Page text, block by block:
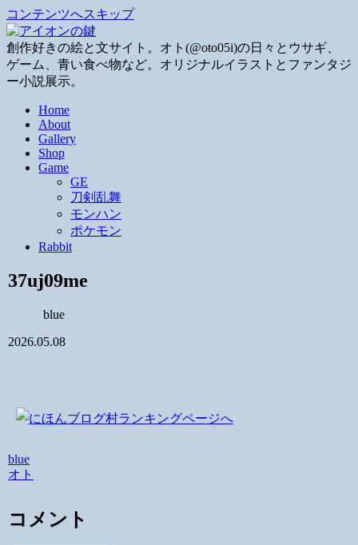
コンテンツへスキップ
創作好きの絵と文サイト。オト(@oto05i)の日々とウサギ、
ゲーム、青い食べ物など。オリジナルイラストとファンタジ
ー小説展示。
Home
About
Gallery
Shop
Game
GE
刀剣乱舞
モンハン
ポケモン
Rabbit
37uj09me
blue
2026.05.08
blue
オト
コメント